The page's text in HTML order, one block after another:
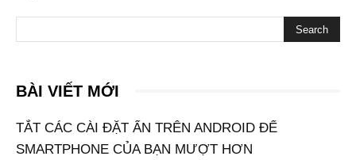
BÀI VIẾT MỚI
TẮT CÁC CÀI ĐẶT ẨN TRÊN ANDROID ĐỂ
SMARTPHONE CỦA BẠN MƯỢT HƠN